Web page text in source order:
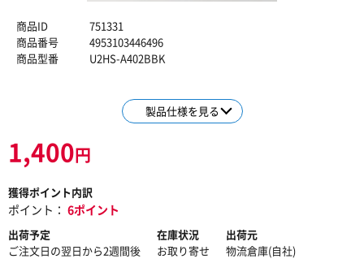
商品ID
751331
商品番号
4953103446496
商品型番
U2HS-A402BBK
製品仕様を見る
1,400円
獲得ポイント内訳
ポイント： 6ポイント
出荷予定
ご注文日の翌日から2週間後
在庫状況
お取り寄せ
出荷元
物流倉庫(自社)